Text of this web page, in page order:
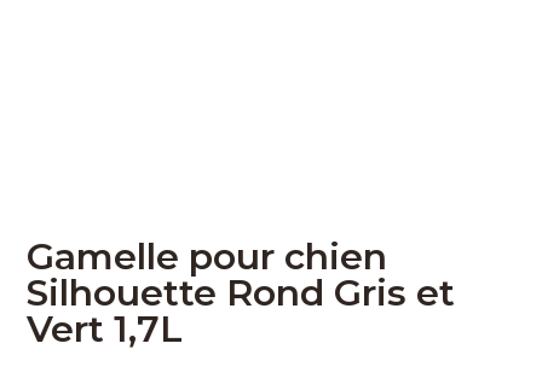
Gamelle pour chien
Silhouette Rond Gris et
Vert 1,7L